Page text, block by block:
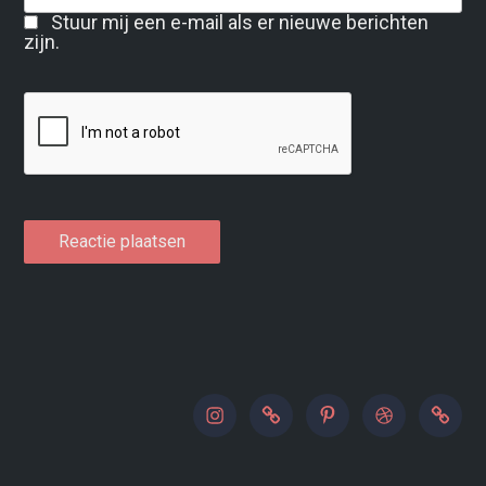
Stuur mij een e-mail als er nieuwe berichten
zijn.
instagram500px pinterest dribbblepaypal